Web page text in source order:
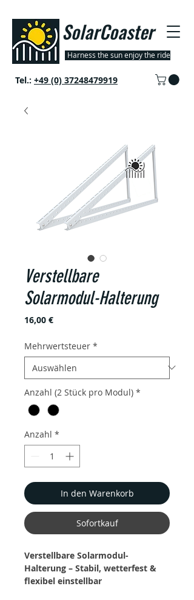
SolarCoaster
Harness the sun enjoy the ride
Tel.: +49 (0) 37248479919
Verstellbare
Solarmodul-Halterung
16,00 €Preis
Mehrwertsteuer *
Anzahl (2 Stück pro Modul) *
Anzahl *
In den Warenkorb
Sofortkauf
Verstellbare Solarmodul-
Halterung – Stabil, wetterfest &
flexibel einstellbar